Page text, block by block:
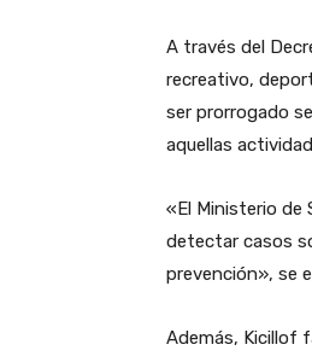
A través del
recreativo,
ser prorrogado
aquellas
«El Ministerio de
detectar casos
prevención», se
Además, Kicillof